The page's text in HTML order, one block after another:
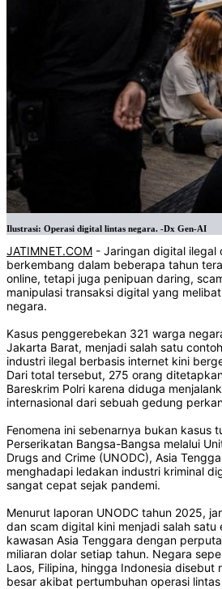
Ilustrasi: Operasi digital lintas negara. -Dx Gen-AI
JATIMNET.COM - Jaringan digital ilegal
berkembang dalam beberapa tahun
online, tetapi juga penipuan daring,
manipulasi transaksi digital yang
negara.
Kasus penggerebekan 321 warga
Jakarta Barat, menjadi salah satu
industri ilegal berbasis internet kini
Dari total tersebut, 275 orang
Bareskrim Polri karena diduga
internasional dari sebuah gedung
Fenomena ini sebenarnya bukan kasus
Perserikatan Bangsa-Bangsa melalui
Drugs and Crime (UNODC), Asia
menghadapi ledakan industri kriminal
sangat cepat sejak pandemi.
Menurut laporan UNODC tahun 2025,
dan scam digital kini menjadi salah satu
kawasan Asia Tenggara dengan
miliaran dolar setiap tahun. Negara
Laos, Filipina, hingga Indonesia disebut
besar akibat pertumbuhan operasi